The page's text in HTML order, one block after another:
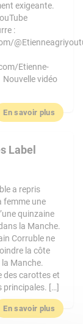
exigeante.
:
Etienne-
vidéo
En savoir plus
Label
a repris
femme une
quinzaine
la Manche.
Corruble ne
la côte
Manche.
des carottes et
principales. […]
En savoir plus